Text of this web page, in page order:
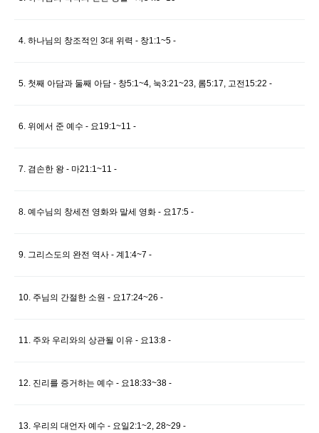
4. 하나님의 창조적인 3대 위력 - 창1:1~5 -
5. 첫째 아담과 둘째 아담 - 창5:1~4, 눅3:21~23, 롬5:17, 고전15:22 -
6. 위에서 준 예수 - 요19:1~11 -
7. 겸손한 왕 - 마21:1~11 -
8. 예수님의 창세전 영화와 말세 영화 - 요17:5 -
9. 그리스도의 완전 역사 - 계1:4~7 -
10. 주님의 간절한 소원 - 요17:24~26 -
11. 주와 우리와의 상관될 이유 - 요13:8 -
12. 진리를 증거하는 예수 - 요18:33~38 -
13. 우리의 대언자 예수 - 요일2:1~2, 28~29 -